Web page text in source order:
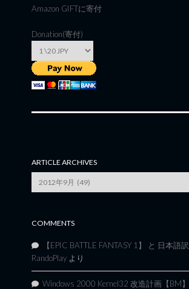
Amazon GIFTに寄付
Donation(寄付)
ARTICLE ARCHIVES
Archives
COMMENTS
【EPIC BATTLE FANTASY 1】 と 日本語訳
RandoPlay より
Windows 2000 Kernel32 改造計画【BM】